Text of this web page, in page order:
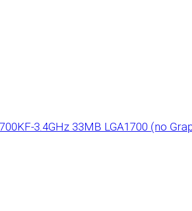
3.4GHz 33MB LGA1700 (no